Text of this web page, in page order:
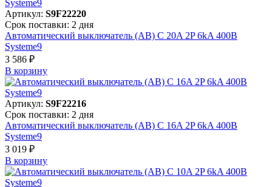
Артикул: S9F22220
Срок поставки: 2 дня
Автоматический выключатель (АВ) C 20A 2P 6kA 400В
Systeme9
3 586 ₽
В корзинy
Артикул: S9F22216
Срок поставки: 2 дня
Автоматический выключатель (АВ) C 16A 2P 6kA 400В
Systeme9
3 019 ₽
В корзинy